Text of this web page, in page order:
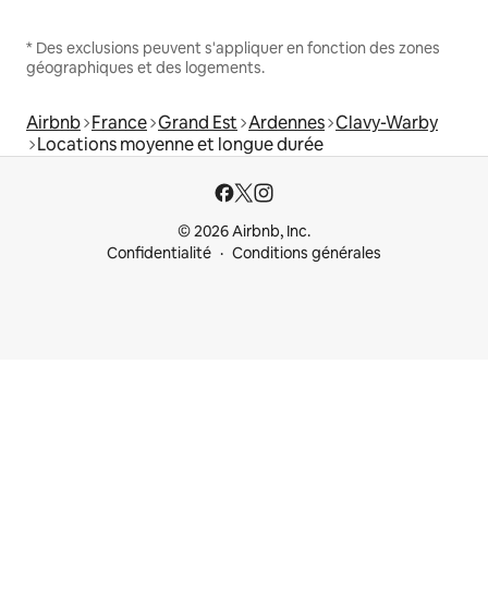
* Des exclusions peuvent s'appliquer en fonction des zones
géographiques et des logements.
Airbnb France Grand Est Ardennes Clavy-Warby
Locations moyenne et longue durée
© 2026 Airbnb, Inc.
Confidentialité
Conditions générales